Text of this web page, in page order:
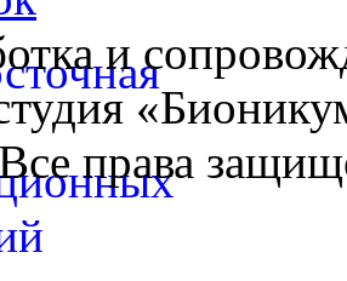
и
права